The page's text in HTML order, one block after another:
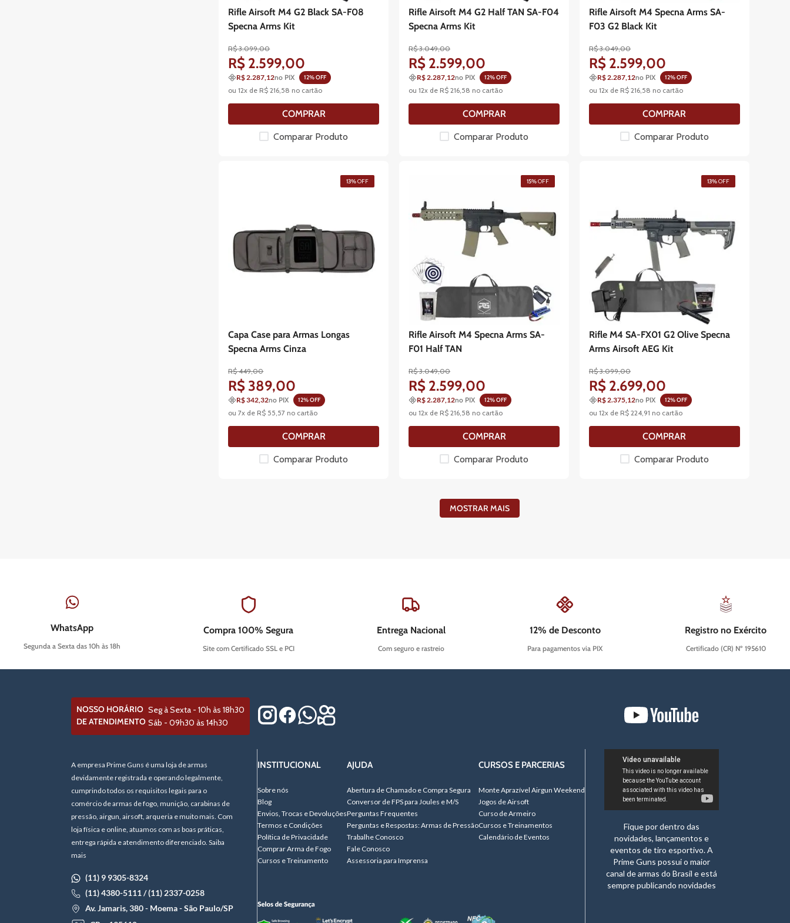
Rifle Airsoft M4 G2 Black SA-F08
Specna Arms Kit
R$ 3.099,00
R$ 2.599,00
R$ 2.287,12no PIX 12% OFF
ou12x de R$ 216 58 no cartão
COMPRAR
Comparar Produto
Rifle Airsoft M4 G2 Half TAN SA-F04
Specna Arms Kit
R$ 3.049,00
R$ 2.599,00
R$ 2.287,12no PIX 12% OFF
ou12x de R$ 216 58 no cartão
COMPRAR
Comparar Produto
Rifle Airsoft M4 Specna Arms SA-
F03 G2 Black Kit
R$ 3.049,00
R$ 2.599,00
R$ 2.287,12no PIX 12% OFF
ou 12x de R$ 216, 58 no cartão
COMPRAR
Comparar Produto
Capa Case para Armas Longas
Specna Arms Cinza
R$ 449,00
R$ 389,00
13%OFF
R$ 342,32no PIX 12% OFF
ou7x de R$ 55,57 no cartão
COMPRAR
Comparar Produto
Rifle Airsoft M4 Specna Arms SA-
F01 Half TAN
R$ 3.049,00
R$ 2.599,00
15%OFF
R$ 2.287,12no PIX 12% OFF
ou12x de R$ 216,58 no cartão
COMPRAR
Comparar Produto
Rifle M4 SA-FX01 G2 Olive Specna
Arms Airsoft AEG Kit
R$ 3.099,00
R$ 2.699,00
13%OFF
R$ 2.375,12no PIX 12% OFF
ou 12x de R$ 224,91 no cartão
COMPRAR
Comparar Produto
MOSTRAR MAIS
WhatsApp
Segunda a Sexta das 10h às 18h
Compra 100% Segura
Site com Certificado SSL e PCI
Entrega Nacional
Com seguro e rastreio
12% de Desconto
Para pagamentos via PIX
Registro no Exército
Certificado (CR) Nº 195610
NOSSO HORÁRIO
DE ATENDIMENTO
Seg à Sexta - 10h às 18h30
Sáb - 09h30 às 14h30
A empresa Prime Guns é uma loja de armas
devidamente registrada e operando legalmente,
cumprindo todos os requisitos legais para o
comércio de armas de fogo, munição, carabinas de
pressão, airgun, airsoft, arqueria e muito mais. Com
loja física e online, atuamos com as boas práticas,
entrega rápida e atendimento diferenciado. Saiba
mais
(11) 9 9305-8324
(11) 4380-5111 / (11) 2337-0258
Av. Jamaris, 380 - Moema - São Paulo/SP
INSTITUCIONAL
Sobre nós
Blog
Envios, Trocas e Devoluções
Termos e Condições
Política de Privacidade
Comprar Arma de Fogo
Cursos e Treinamento
AJUDA
Abertura de Chamado e Compra Segura
Conversor de FPS para Joules e M/S
Perguntas Frequentes
Perguntas e Respostas: Armas de Pressão
Trabalhe Conosco
Fale Conosco
Assessoria para Imprensa
CURSOS E PARCERIAS
Monte Aprazível Airgun Weekend
Jogos de Airsoft
Curso de Armeiro
Cursos e Treinamentos
Calendário de Eventos
Fique por dentro das
novidades, lançamentos e
eventos de tiro esportivo. A
Prime Guns possui o maior
canal de armas do Brasil e está
sempre publicando novidades